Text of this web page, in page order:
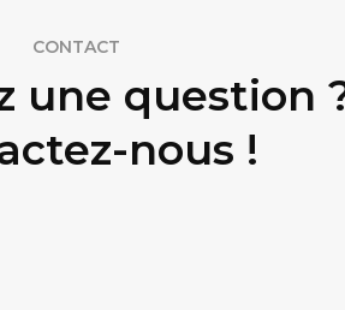
CONTACT
une question
nous !